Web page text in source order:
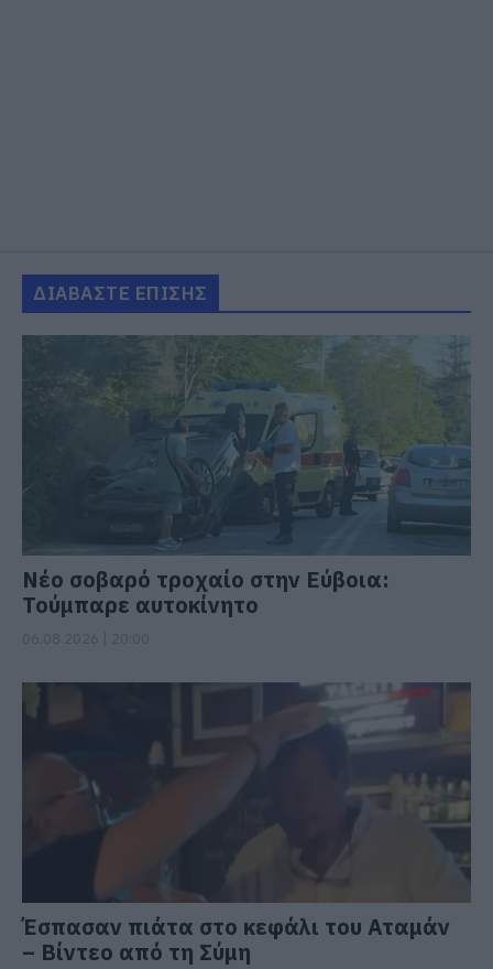
ΔΙΑΒΑΣΤΕ ΕΠΙΣΗΣ
Νέο σοβαρό τροχαίο στην Εύβοια:
Τούμπαρε αυτοκίνητο
Έσπασαν πιάτα στο κεφάλι του Αταμάν
– Βίντεο από τη Σύμη